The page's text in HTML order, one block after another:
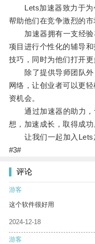
Lets加速器致力于为
帮助他们在竞争激烈的市
加速器拥有一支经验
项目进行个性化的辅导
技巧，同时为他们打开更
除了提供导师团队外
网络，让创业者可以更
资机会。
通过加速器的助力，
想，加速成长，取得成功
让我们一起加入Lets
#3#
评论
游客
这个软件很好用
2024-12-18
游客